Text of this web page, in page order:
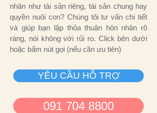
nhân như tài sản riêng, tài sản chung hay
quyền nuôi con? Chúng tôi tư vấn chi tiết
và giúp bạn lập thỏa thuận hôn nhân rõ
ràng, nói không với rủi ro. Click bên dưới
hoặc bấm nút gọi (nếu cần ưu tiên)
YÊU CẦU HỖ TRỢ
091 704 8800